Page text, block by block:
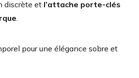
discrète et l’attache porte-clés
.
pour une élégance sobre et